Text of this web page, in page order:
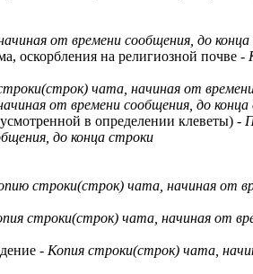
от времени сообщения, до
оскорбления на религиозной почве -
чата, начиная от
от времени сообщения, до конца
в определении клеветы) -
до конца строки
строки(строк) чата, начиная от
строки(строк) чата, начиная от
- Копия строки(строк) чата,